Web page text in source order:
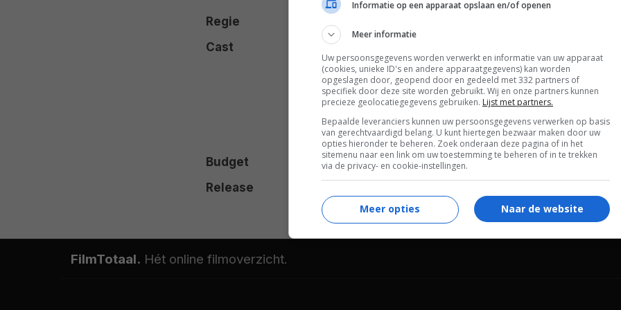
Regie
Cast
Tom Wright
Hudis,Channon Roe ,Tomas Arana,Brittany
Daniel,Rhino Michaels ,Michael Hagerty,
Eddie Jemison,Joleigh Fioreavanti ,Bret
Roberts,Joseph McKelheer,Vanessa Nigro,
Valerie Stodghill,Lake Bell.
Budget
$ 1.000.000
Release
FilmTotaal. Hét online filmoverzicht.
Informatie op een apparaat opslaan en/of openen
Meer informatie
Uw persoonsgegevens worden verwerkt en informatie van uw apparaat
(cookies, unieke ID's en andere apparaatgegevens) kan worden
opgeslagen door, geopend door en gedeeld met 332 partners of
specifiek door deze site worden gebruikt. Wij en onze partners kunnen
precieze geolocatiegegevens gebruiken. Lijst met partners.
Bepaalde leveranciers kunnen uw persoonsgegevens verwerken op basis
van gerechtvaardigd belang. U kunt hiertegen bezwaar maken door uw
opties hieronder te beheren. Zoek onderaan deze pagina of in het
sitemenu naar een link om uw toestemming te beheren of in te trekken
via de privacy- en cookie-instellingen.
Naar de website
Meer opties